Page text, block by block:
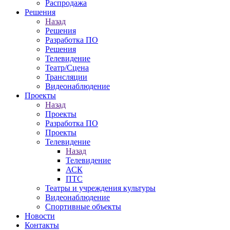
Распродажа
Решения
Назад
Решения
Разработка ПО
Решения
Телевидение
Театр/Сцена
Трансляции
Видеонаблюдение
Проекты
Назад
Проекты
Разработка ПО
Проекты
Телевидение
Назад
Телевидение
АСК
ПТС
Театры и учреждения культуры
Видеонаблюдение
Спортивные объекты
Новости
Контакты